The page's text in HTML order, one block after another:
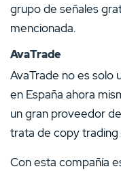
grupo de señales
mencionada.
AvaTrade
AvaTrade no es solo
en España ahora
un gran proveedor
trata de copy trading
Con esta compañía